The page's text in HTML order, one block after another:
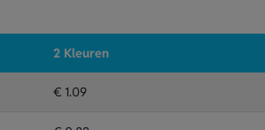
2 Kleuren
€ 1.09